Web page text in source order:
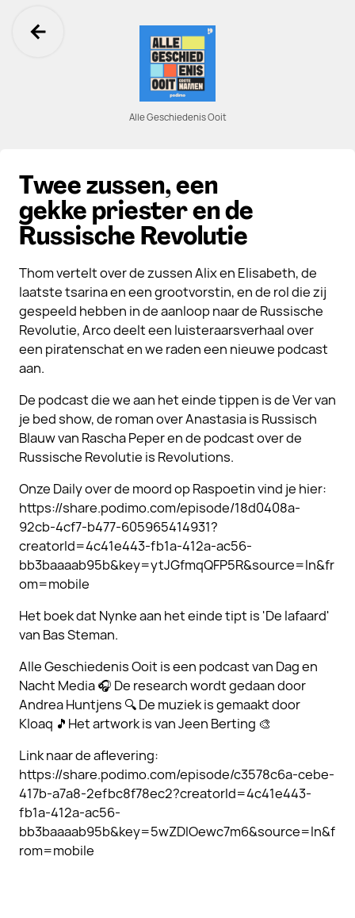
Ga terug
Alle Geschiedenis Ooit
Twee zussen, een
gekke priester en de
Russische Revolutie
Thom vertelt over de zussen Alix en Elisabeth, de
laatste tsarina en een grootvorstin, en de rol die zij
gespeeld hebben in de aanloop naar de Russische
Revolutie, Arco deelt een luisteraarsverhaal over
een piratenschat en we raden een nieuwe podcast
aan.
De podcast die we aan het einde tippen is de Ver van
je bed show, de roman over Anastasia is Russisch
Blauw van Rascha Peper en de podcast over de
Russische Revolutie is Revolutions.
Onze Daily over de moord op Raspoetin vind je hier:
https://share.podimo.com/episode/18d0408a-
92cb-4cf7-b477-605965414931?
creatorId=4c41e443-fb1a-412a-ac56-
bb3baaaab95b&key=ytJGfmqQFP5R&source=ln&fr
om=mobile
Het boek dat Nynke aan het einde tipt is 'De lafaard'
van Bas Steman.
Alle Geschiedenis Ooit is een podcast van Dag en
Nacht Media 🎧 De research wordt gedaan door
Andrea Huntjens 🔍 De muziek is gemaakt door
Kloaq 🎵Het artwork is van Jeen Berting 🎨
Link naar de aflevering:
https://share.podimo.com/episode/c3578c6a-cebe-
417b-a7a8-2efbc8f78ec2?creatorId=4c41e443-
fb1a-412a-ac56-
bb3baaaab95b&key=5wZDIOewc7m6&source=ln&f
rom=mobile